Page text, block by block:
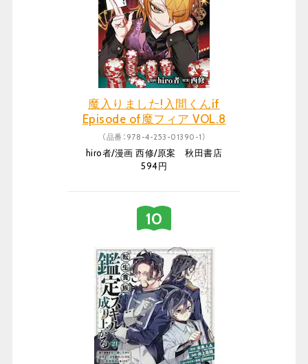
魔入りました!入間くんif
Episode of魔フィア VOL.8
（品番：978-4-253-01390-1）
hiro者/漫画 西修/原案 秋田書店
594円